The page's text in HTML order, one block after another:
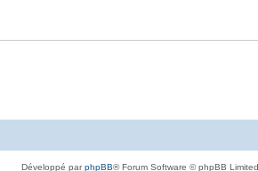
Développé parphpBB® Forum Software © phpBB Limited